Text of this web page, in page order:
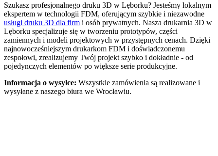
Szukasz profesjonalnego druku 3D w Lęborku? Jesteśmy lokalnym
ekspertem w technologii FDM, oferującym szybkie i niezawodne
usługi druku 3D dla firm i osób prywatnych. Nasza drukarnia 3D w
Lęborku specjalizuje się w tworzeniu prototypów, części
zamiennych i modeli projektowych w przystępnych cenach. Dzięki
najnowocześniejszym drukarkom FDM i doświadczonemu
zespołowi, zrealizujemy Twój projekt szybko i dokładnie - od
pojedynczych elementów po większe serie produkcyjne.
Informacja o wysyłce: Wszystkie zamówienia są realizowane i
wysyłane z naszego biura we Wrocławiu.